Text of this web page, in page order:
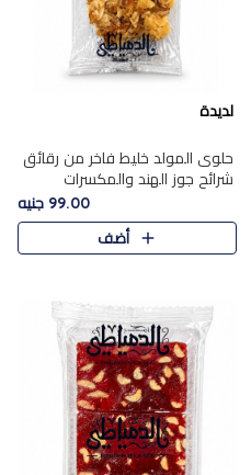
لديدة
حلوى المولد خليط فاخر من رقائق
شرائح جوز الهند والمكسرات
المحمصة، متماسك بشراب حلاوة
الكراميل الخفيفة ليمنحك قرمشة
غنية ومذاقًا شرقيًا أصيلً..
99.00 جنيه
أضف